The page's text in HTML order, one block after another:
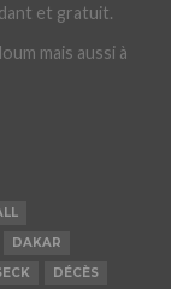
et gratuit.
mais aussi à
DAKAR
DÉCÈS